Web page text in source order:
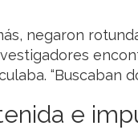
negaron
“Buscaban
e